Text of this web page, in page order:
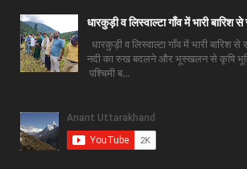
धारकुड़ी व लिस्वाल्टा गाँव में भारी बारिश
धारकुड़ी व लिस्वाल्टा गाँव में भारी बारिश
नदी का रुख बदलने और भूस्खलन से कृषि
पश्चिमी ब...